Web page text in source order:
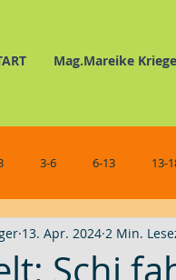
Mag.Mareike
3-6 6-13 13-
Verhaltenstherapie
Schi
13. Apr. 2024 2 Min.